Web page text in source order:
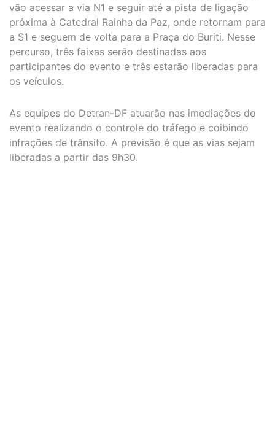
vão acessar a via N1 e seguir até a pista de ligação
próxima à Catedral Rainha da Paz, onde retornam para
a S1 e seguem de volta para a Praça do Buriti. Nesse
percurso, três faixas serão destinadas aos
participantes do evento e três estarão liberadas para
os veículos.
As equipes do Detran-DF atuarão nas imediações do
evento realizando o controle do tráfego e coibindo
infrações de trânsito. A previsão é que as vias sejam
liberadas a partir das 9h30.